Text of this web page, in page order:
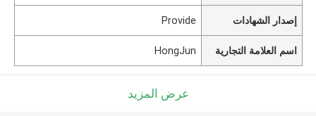
إصدار الشهادات Provide
اسم العلامة التجارية HongJun
عرض المزيد